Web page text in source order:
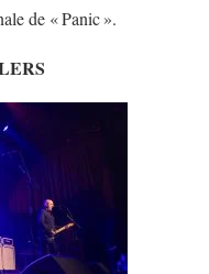
de «Panic».